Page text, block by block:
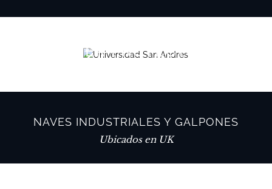
VER PROYECTO
NAVES INDUSTRIALES Y GALPONES
Ubicados en UK